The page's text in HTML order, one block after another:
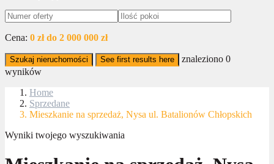
Cena: 0 zł do 2 000 000 zł
Szukaj nieruchomości See first results here znaleziono 0
wyników
Home
Sprzedane
Mieszkanie na sprzedaż, Nysa ul. Batalionów Chłopskich
Wyniki twojego wyszukiwania